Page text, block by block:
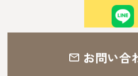
お問い合